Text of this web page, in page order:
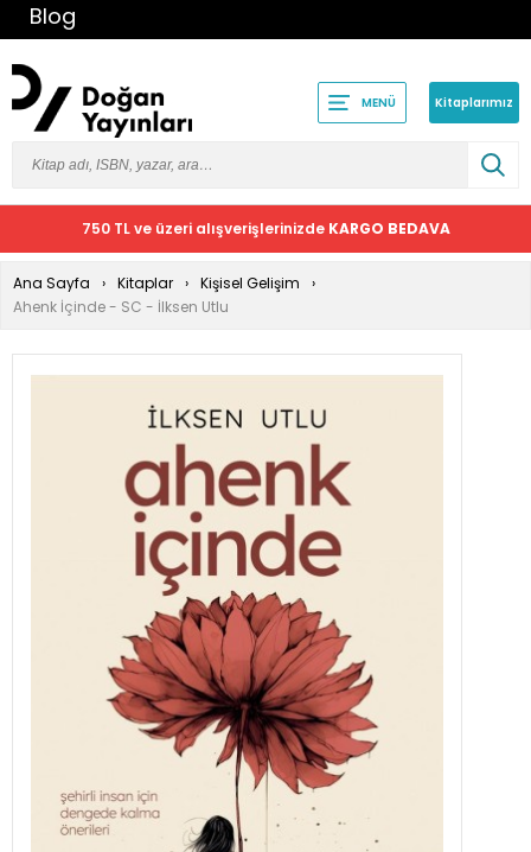
Blog
MENÜ Kitaplarımız
750 TL ve üzeri alışverişlerinizde KARGO BEDAVA
Ana Sayfa Kitaplar
Kişisel Gelişim
Ahenk İçinde - SC - İlksen Utlu